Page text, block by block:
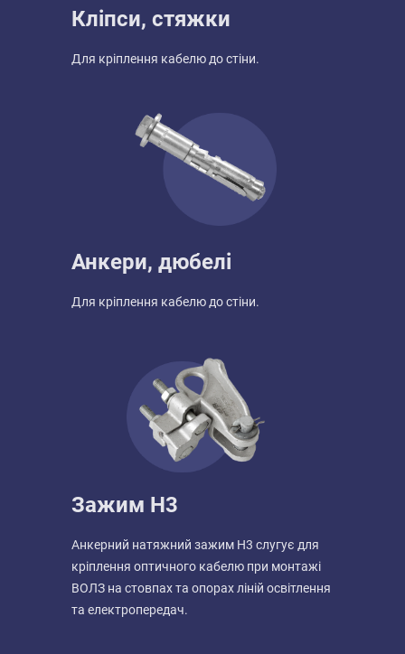
Кліпси, стяжки
Для кріплення кабелю до стіни.
Анкери, дюбелі
Для кріплення кабелю до стіни.
Зажим Н3
Анкерний натяжний зажим Н3 слугує для
кріплення оптичного кабелю при монтажі
ВОЛЗ на стовпах та опорах ліній освітлення
та електропередач.